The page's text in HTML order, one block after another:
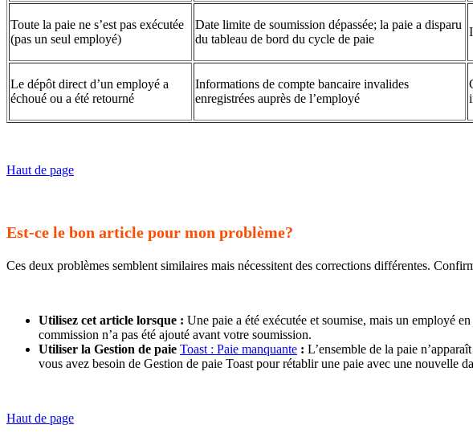
Toute la paie ne s’est pas exécutée
(pas un seul employé)
Date limite de soumission dépassée; la paie a disparu
du tableau de bord du cycle de paie
Le dépôt direct d’un employé a
échoué ou a été retourné
Informations de compte bancaire invalides
enregistrées auprès de l’employé
Haut de page
Est-ce le bon article pour mon problème?
Ces deux problèmes semblent similaires mais nécessitent des corrections différentes.
Utilisez cet article lorsque : Une paie a été exécutée et soumise, mais un employé
commission n’a pas été ajouté avant votre soumission.
Utiliser la Gestion de paie Toast : Paie manquante : L’ensemble de la paie
vous avez besoin de Gestion de paie Toast pour rétablir une paie avec une nouvelle
Haut de page